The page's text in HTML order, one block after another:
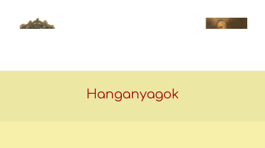
Bocsa
Hanganyagok